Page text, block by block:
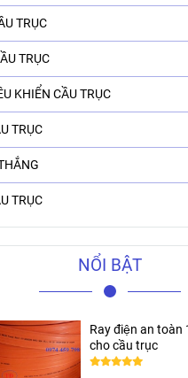
TRỤC
TRỤC
KHIỂN CẦU TRỤC
TRỤC
TRỤC
NỔI BẬT
Ray điện an toàn
cho cầu trục